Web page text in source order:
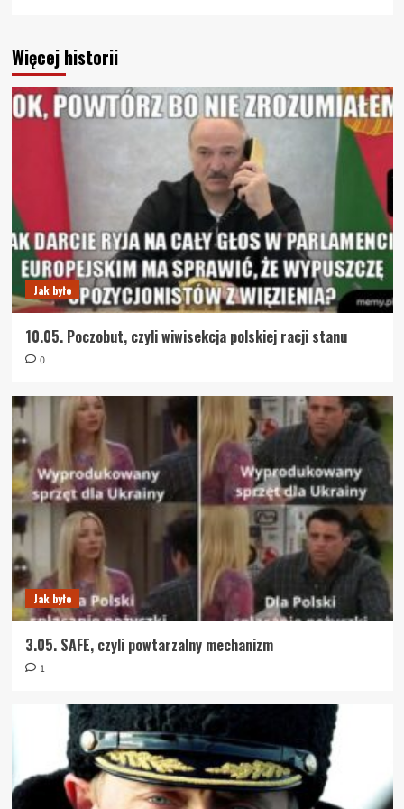
Więcej historii
Jak było
10.05. Poczobut, czyli wiwisekcja polskiej racji stanu
0
Jak było
3.05. SAFE, czyli powtarzalny mechanizm
1